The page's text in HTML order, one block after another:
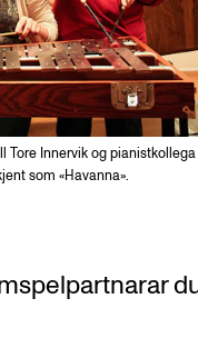
Tore Innervik og pianistkollega
som «Havanna».